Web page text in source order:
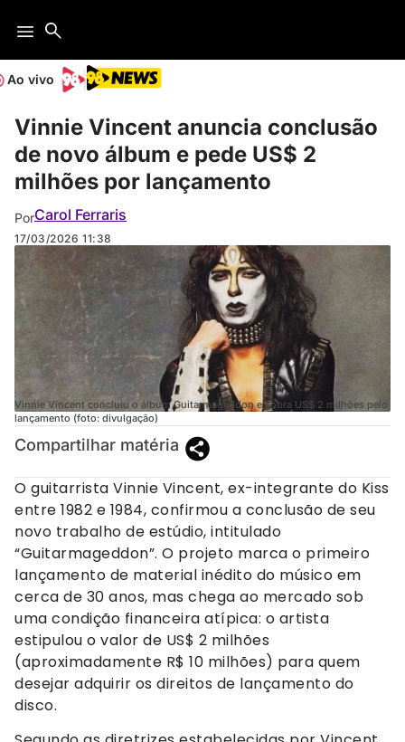
Ao vivo
Vinnie Vincent anuncia conclusão
de novo álbum e pede US$ 2
milhões por lançamento
PorCarol Ferraris
17/03/2026 11:38
Vinnie Vincent concluiu o álbum Guitarmageddon e cobra US$ 2 milhões pelo
lançamento (foto: divulgação)
Compartilhar matéria
O guitarrista Vinnie Vincent, ex-integrante do Kiss
entre 1982 e 1984, confirmou a conclusão de seu
novo trabalho de estúdio, intitulado
“Guitarmageddon”. O projeto marca o primeiro
lançamento de material inédito do músico em
cerca de 30 anos, mas chega ao mercado sob
uma condição financeira atípica: o artista
estipulou o valor de US$ 2 milhões
(aproximadamente R$ 10 milhões) para quem
desejar adquirir os direitos de lançamento do
disco.